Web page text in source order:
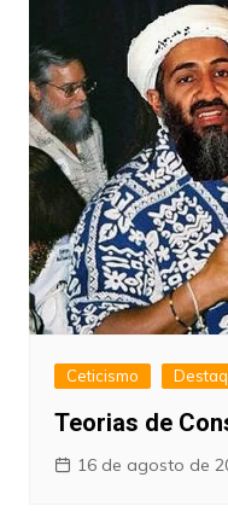
Ceticismo
Teorias de
16 de agosto de